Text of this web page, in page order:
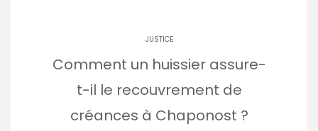
JUSTICE
Comment un huissier assure-
t-il le recouvrement de
créances à Chaponost ?